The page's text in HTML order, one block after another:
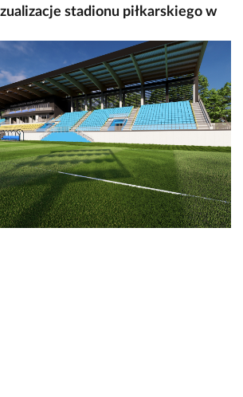
stadionu piłkarskiego w